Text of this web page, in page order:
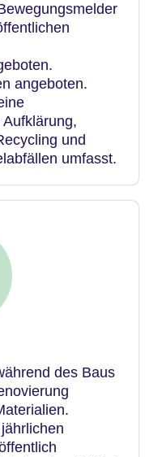
angeboten.
und
umfasst.
des Baus